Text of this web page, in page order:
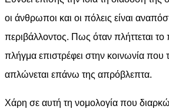
οι άνθρωποι και οι πόλεις είναι
περιβάλλοντος. Πως όταν πλήττεται το
πλήγμα επιστρέφει στην κοινωνία που
απλώνεται επάνω της απρόβλεπτα.
Χάρη σε αυτή τη νομολογία που